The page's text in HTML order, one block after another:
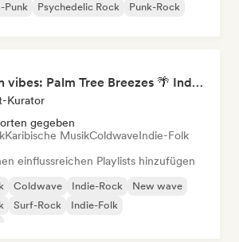
Punk Psychedelic Rock Punk-Rock
Beach vibes: Palm Tree Breezes 🌴 Indie Folk, Acoustic & Singer-Songwriter
Kurator
gegeben
Karibische MusikColdwaveIndie-Folk
einflussreichen Playlists hinzufügen
Coldwave Indie-Rock
New wave
Surf-Rock
Indie-Folk